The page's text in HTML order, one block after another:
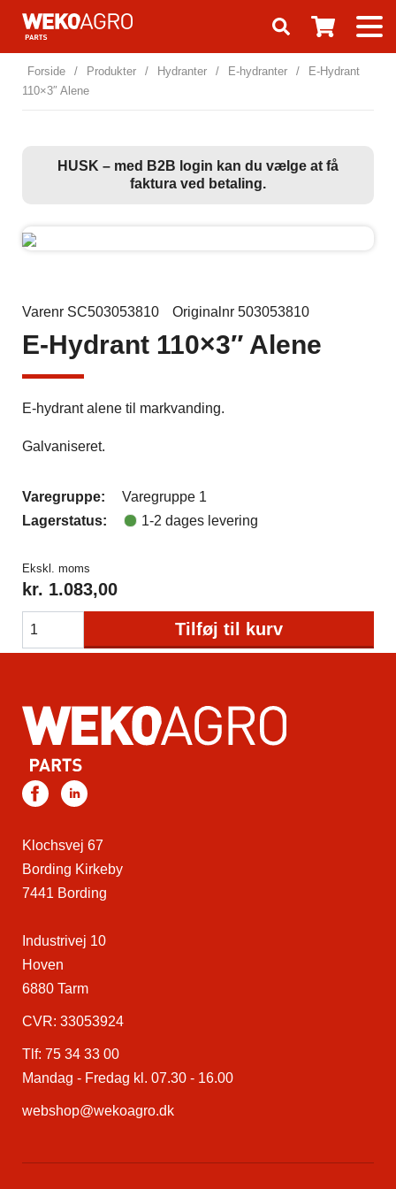
Forside / Produkter / Hydranter / E-hydranter /
E-Hydrant
110×3″ Alene
HUSK – med B2B login kan du vælge at få
faktura ved betaling.
Varenr SC503053810 Originalnr 503053810
E-Hydrant 110×3″ Alene
E-hydrant alene til markvanding.
Galvaniseret.
Varegruppe:
Varegruppe 1
Lagerstatus:
1-2 dages levering
Ekskl. moms
kr. 1.083,00
Tilføj til kurv
Klochsvej 67
Bording Kirkeby
7441 Bording
Industrivej 10
Hoven
6880 Tarm
CVR: 33053924
Tlf: 75 34 33 00
Mandag - Fredag kl. 07.30 - 16.00
webshop@wekoagro.dk